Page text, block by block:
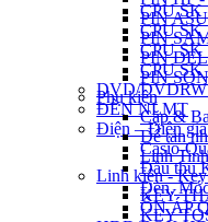
CPU SK
CPU SK
CPU SK
CPU SK
DVD/DVDRW
ĐÈN NLMT
Điện – Điện
Casio-
Đầu thu
Đèn,
ỔN ÁP
PIN
PIN
PIN
PIN
Phụ kiện
Cặp &
Đế tản
Linh Tinh
Linh kiện -
KEY
KEY